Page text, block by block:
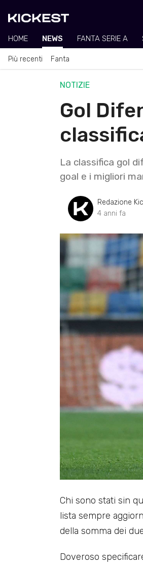
HOME NEWS FANTA SERIE A
Più recenti Fanta
NOTIZIE
Gol
La classifica gol
goal e i migliori
Redazione
4 anni fa
Chi sono stati sin
lista sempre
della somma dei
Doveroso